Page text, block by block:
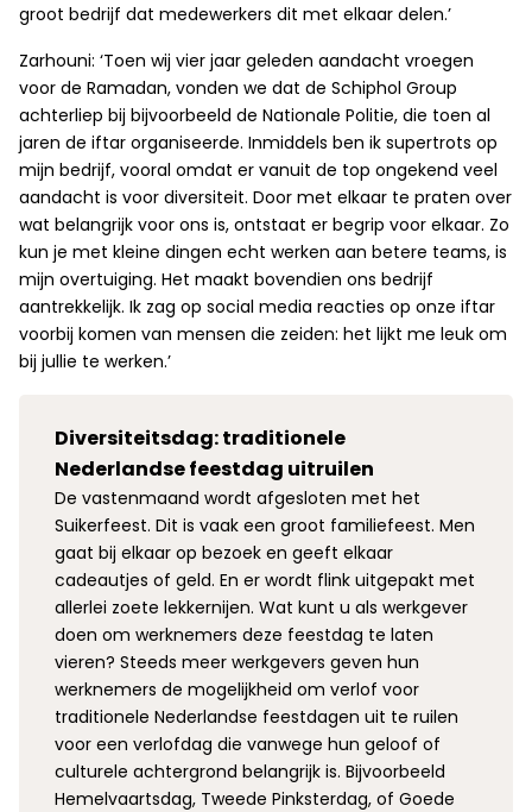
groot bedrijf dat medewerkers dit met elkaar delen.’
Zarhouni: ‘Toen wij vier jaar geleden aandacht vroegen
voor de Ramadan, vonden we dat de Schiphol Group
achterliep bij bijvoorbeeld de Nationale Politie, die toen al
jaren de iftar organiseerde. Inmiddels ben ik supertrots op
mijn bedrijf, vooral omdat er vanuit de top ongekend veel
aandacht is voor diversiteit. Door met elkaar te praten over
wat belangrijk voor ons is, ontstaat er begrip voor elkaar. Zo
kun je met kleine dingen echt werken aan betere teams, is
mijn overtuiging. Het maakt bovendien ons bedrijf
aantrekkelijk. Ik zag op social media reacties op onze iftar
voorbij komen van mensen die zeiden: het lijkt me leuk om
bij jullie te werken.’
Diversiteitsdag: traditionele
Nederlandse feestdag uitruilen
De vastenmaand wordt afgesloten met het
Suikerfeest. Dit is vaak een groot familiefeest. Men
gaat bij elkaar op bezoek en geeft elkaar
cadeautjes of geld. En er wordt flink uitgepakt met
allerlei zoete lekkernijen. Wat kunt u als werkgever
doen om werknemers deze feestdag te laten
vieren? Steeds meer werkgevers geven hun
werknemers de mogelijkheid om verlof voor
traditionele Nederlandse feestdagen uit te ruilen
voor een verlofdag die vanwege hun geloof of
culturele achtergrond belangrijk is. Bijvoorbeeld
Hemelvaartsdag, Tweede Pinksterdag, of Goede